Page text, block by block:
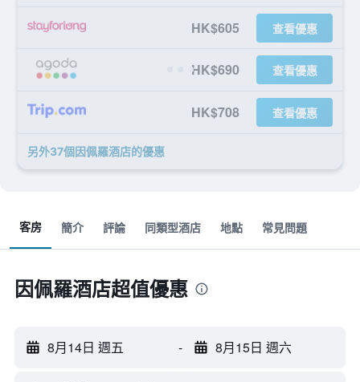
HK$605 查看優惠
HK$690 查看優惠
HK$708 查看優惠
另外37個因佩羅酒店​的優惠
客房 簡介 評論 同類型酒店 地點 常見問題
因佩羅酒店超值優惠
8月14日 週五 - 8月15日 週六